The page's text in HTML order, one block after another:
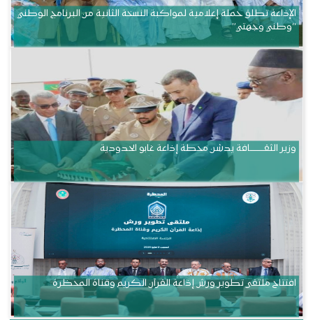
الإذاعة تطلق حملة إعلامية لمواكبة النسخة الثانية من البرنامج الوطني
“وطني وجهتي”
وزير الثقــــــــــافة يدشن محطة إذاعة غابو الحدودية
افتتاح ملتقى تطوير ورش إذاعة القرآن الكريم وقناة المحظرة